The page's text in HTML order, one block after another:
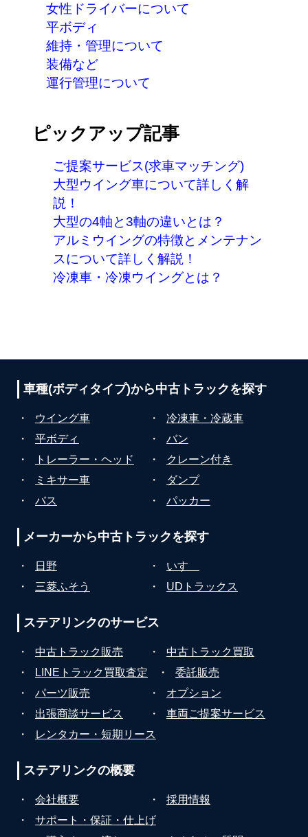
女性ドライバーについて
平ボディ
維持・管理について
装備など
運行管理について
ピックアップ記事
ご提案サービス(求車マッチング)
大型ウイング車について詳しく解
説！
大型の4軸と3軸の違いとは？
アルミウイングの特徴とメンテナン
スについて詳しく解説！
冷凍車・冷凍ウイングとは？
車種(ボディタイプ)から中古トラックを探す
・ ウイング車 ・
冷凍車・冷蔵車
・
平ボディ ・
バン
・
トレーラー・ヘッド ・
クレーン付き
・
ミキサー車 ・
ダンプ
・
バス ・ パッカー
メーカーから中古トラックを探す
・ 日野 ・
いすゞ
・
三菱ふそう ・ UDトラックス
ステアリンクのサービス
・ 中古トラック販売 ・
中古トラック買取
・
LINEトラック買取査定 ・
委託販売
・
パーツ販売 ・
オプション
・
出張商談サービス ・
車両ご提案サービス
・
レンタカー・短期リース
ステアリンクの概要
・ 会社概要 ・
採用情報
・
サポート・保証・仕上げ